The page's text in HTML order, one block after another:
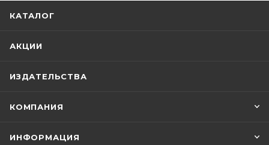
КАТАЛОГ
АКЦИИ
ИЗДАТЕЛЬСТВА
КОМПАНИЯ
ИНФОРМАЦИЯ